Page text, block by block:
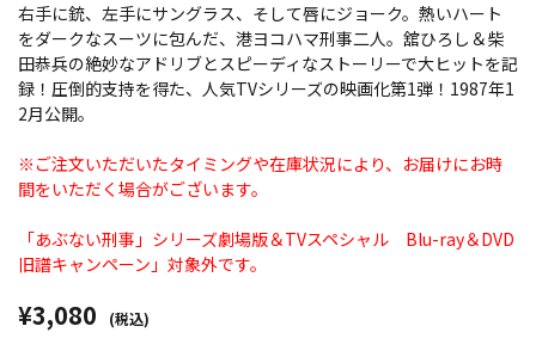
右手に銃、左手にサングラス、そして唇にジョーク。熱いハート
をダークなスーツに包んだ、港ヨコハマ刑事二人。舘ひろし＆柴
田恭兵の絶妙なアドリブとスピーディなストーリーで大ヒットを記
録！圧倒的支持を得た、人気TVシリーズの映画化第1弾！1987年1
2月公開。
※ご注文いただいたタイミングや在庫状況により、お届けにお時
間をいただく場合がございます。
「あぶない刑事」シリーズ劇場版＆TVスペシャル Blu-ray＆DVD
旧譜キャンペーン」対象外です。
¥3,080 (税込)